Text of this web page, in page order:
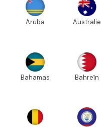
Aruba Australie
Bahamas Bahreïn